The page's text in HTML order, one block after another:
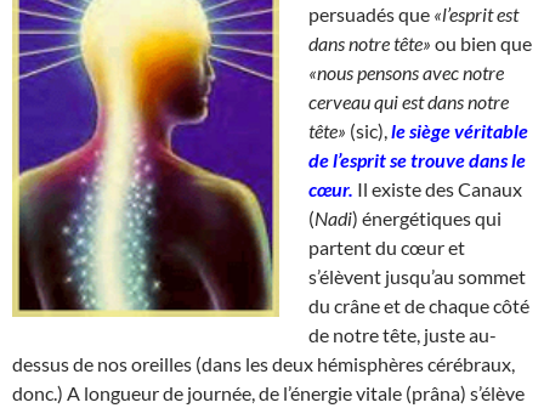
persuadés que «l’esprit est
dans notre tête» ou bien que
«nous pensons avec notre
cerveau qui est dans notre
tête» (sic), le siège véritable
de l’esprit se trouve dans le
cœur. Il existe des Canaux
(Nadi) énergétiques qui
partent du cœur et
s’élèvent jusqu’au sommet
du crâne et de chaque côté
de notre tête, juste au-
dessus de nos oreilles (dans les deux hémisphères cérébraux,
donc.) A longueur de journée, de l’énergie vitale (prâna) s’élève